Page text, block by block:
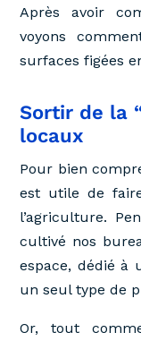
Après avoir
voyons
surfaces figées
Sortir de la
locaux
Pour bien
est utile de
l’agriculture.
cultivé nos
espace, dédié à
un seul type de
Or, tout